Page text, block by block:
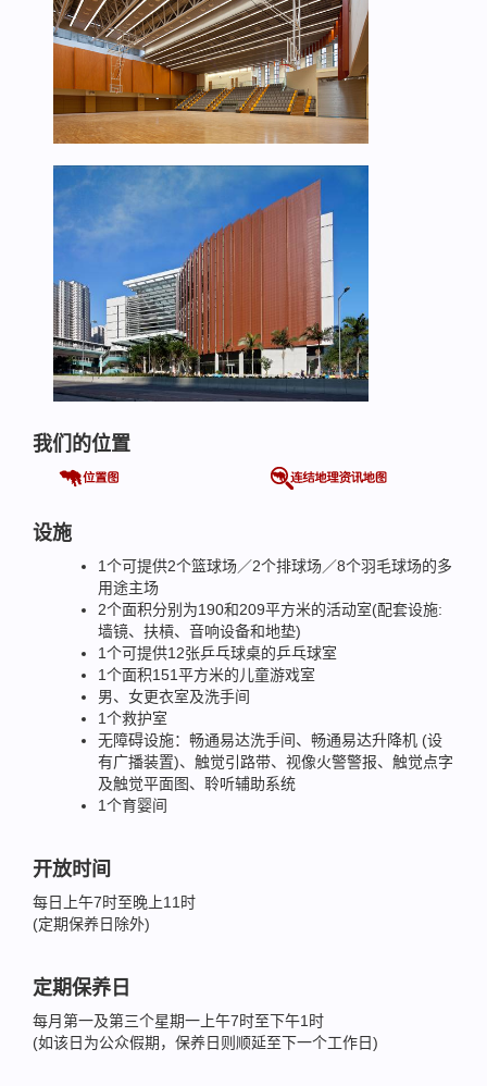
我们的位置
设施
1个可提供2个篮球场／2个排球场／8个羽毛球场的多
用途主场
2个面积分别为190和209平方米的活动室(配套设施:
墙镜、扶槓、音响设备和地垫)
1个可提供12张乒乓球桌的乒乓球室
1个面积151平方米的儿童游戏室
男、女更衣室及洗手间
1个救护室
无障碍设施：畅通易达洗手间、畅通易达升降机 (设
有广播装置)、触觉引路带、视像火警警报、触觉点字
及触觉平面图、聆听辅助系统
1个育婴间
开放时间
每日上午7时至晚上11时
(定期保养日除外)
定期保养日
每月第一及第三个星期一上午7时至下午1时
(如该日为公众假期，保养日则顺延至下一个工作日)